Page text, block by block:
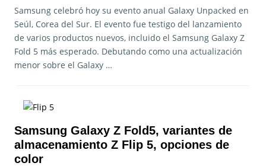
Samsung celebró hoy su evento anual Galaxy Unpacked en
Seúl, Corea del Sur. El evento fue testigo del lanzamiento
de varios productos nuevos, incluido el Samsung Galaxy Z
Fold 5 más esperado. Debutando como una actualización
menor sobre el Galaxy …
Samsung Galaxy Z Fold5, variantes de
almacenamiento Z Flip 5, opciones de
color